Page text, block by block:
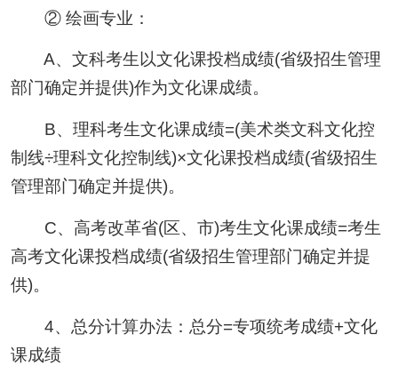
② 绘画专业：
A、文科考生以文化课投档成绩(省级招生管理
部门确定并提供)作为文化课成绩。
B、理科考生文化课成绩=(美术类文科文化控
制线÷理科文化控制线)×文化课投档成绩(省级招生
管理部门确定并提供)。
C、高考改革省(区、市)考生文化课成绩=考生
高考文化课投档成绩(省级招生管理部门确定并提
供)。
4、总分计算办法：总分=专项统考成绩+文化
课成绩